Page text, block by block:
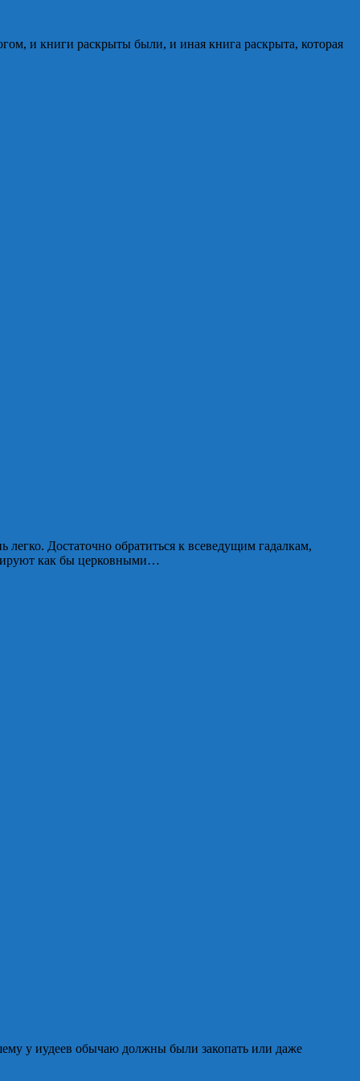
и книги раскрыты были, и иная книга раскрыта, которая
Достаточно обратиться к всеведущим гадалкам,
как бы церковными…
у иудеев обычаю должны были закопать или даже